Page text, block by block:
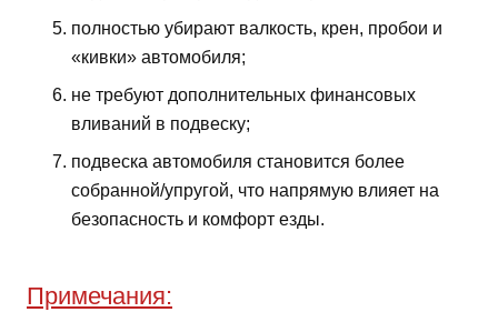
полностью убирают валкость, крен, пробои и
«кивки» автомобиля;
не требуют дополнительных финансовых
вливаний в подвеску;
подвеска автомобиля становится более
собранной/упругой, что напрямую влияет на
безопасность и комфорт езды.
Примечания: